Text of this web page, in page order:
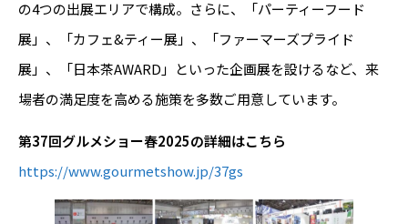
の4つの出展エリアで構成。さらに、「パーティーフード
展」、「カフェ&ティー展」、「ファーマーズプライド
展」、「日本茶AWARD」といった企画展を設けるなど、来
場者の満足度を高める施策を多数ご用意しています。
第37回グルメショー春2025の詳細はこちら
https://www.gourmetshow.jp/37gs